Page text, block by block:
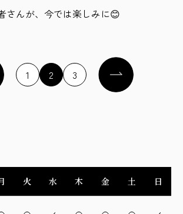
さんが、今では楽しみに😊
1 2 3
火 水 木 金 土 日